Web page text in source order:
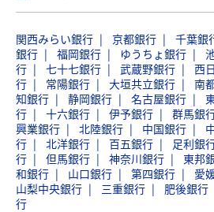
関西みらい銀行 京都銀行 千葉銀
銀行
福岡銀行 ゆうちょ銀行
行
七十七銀行 武蔵野銀行 西
行
常陽銀行 大垣共立銀行 南
知銀行
静岡銀行 名古屋銀行
行
十六銀行 伊予銀行 群馬銀
興業銀行
北陸銀行 中国銀行
行
北洋銀行 百五銀行 足利銀
行
但馬銀行 神奈川銀行 東邦
和銀行
山口銀行 第四銀行 愛
山梨中央銀行
三重銀行 肥後銀行
行